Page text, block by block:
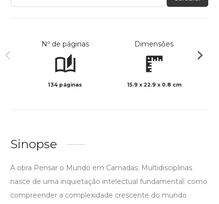
Nº de páginas
134 páginas
Dimensões
15.9 x 22.9 x 0.8 cm
Sinopse
A obra Pensar o Mundo em Camadas: Multidisciplinas
nasce de uma inquietação intelectual fundamental: como
compreender a complexidade crescente do mundo